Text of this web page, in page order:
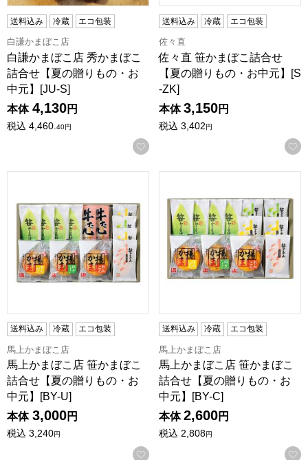
送料込み 冷蔵 エコ包装
白謙かまぼこ店
白謙かまぼこ店 秀かまぼこ
詰合せ【夏の贈りもの・お
中元】[JU-S]
本体 4,130円
税込 4,460.40円
お気に入りに登録する
送料込み 冷蔵 エコ包装
佐々直
佐々直 笹かまぼこ詰合せ
【夏の贈りもの・お中元】[S
-ZK]
本体 3,150円
税込 3,402円
送料込み 冷蔵 エコ包装
馬上かまぼこ店
馬上かまぼこ店 笹かまぼこ
詰合せ【夏の贈りもの・お
中元】[BY-U]
本体 3,000円
税込 3,240円
お気に入りに登録する
送料込み 冷蔵 エコ包装
馬上かまぼこ店
馬上かまぼこ店 笹かまぼこ
詰合せ【夏の贈りもの・お
中元】[BY-C]
本体 2,600円
税込 2,808円